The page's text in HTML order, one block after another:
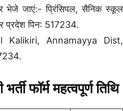
भेजे जाएं:- प्रिंसिपल, सैनिक स्कूल
प्रदेश पिन: 517234.
Kalikiri, Annamayya Dist,
फॉर्म महत्वपूर्ण तिथि